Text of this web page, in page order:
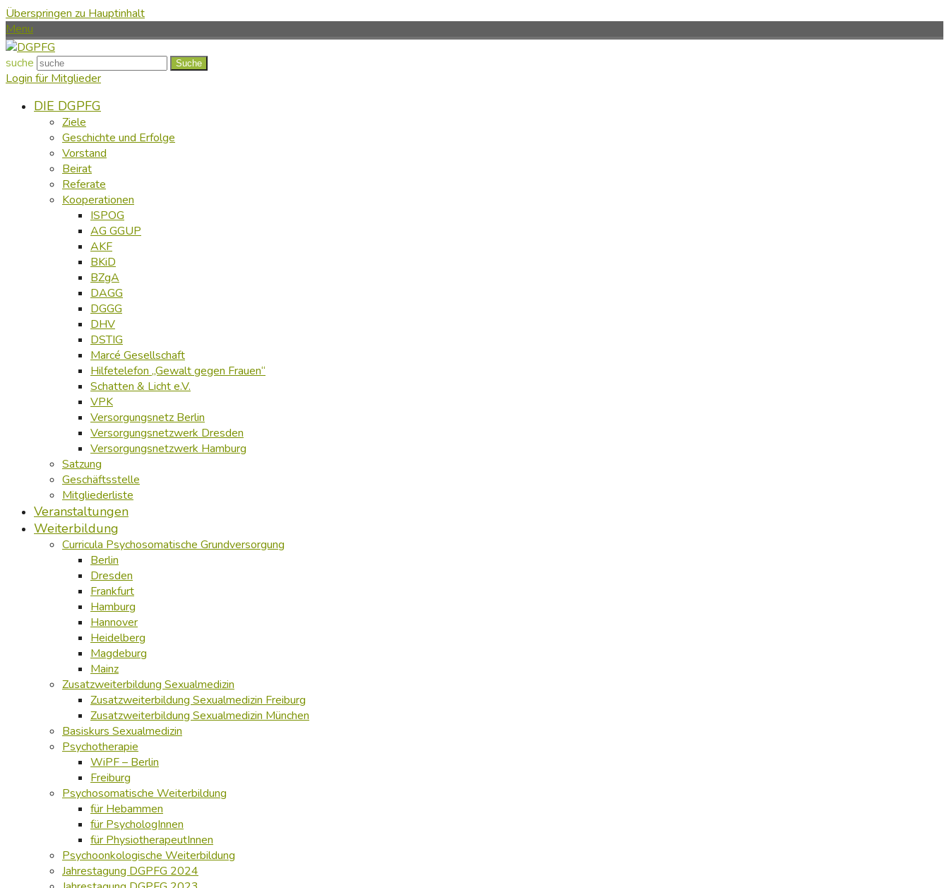
Überspringen zu Hauptinhalt
Menu
suche Suche
Login für Mitglieder
DIE DGPFG
Ziele
Geschichte und Erfolge
Vorstand
Beirat
Referate
Kooperationen
ISPOG
AG GGUP
AKF
BKiD
BZgA
DAGG
DGGG
DHV
DSTIG
Marcé Gesellschaft
Hilfetelefon „Gewalt gegen Frauen“
Schatten & Licht e.V.
VPK
Versorgungsnetz Berlin
Versorgungsnetzwerk Dresden
Versorgungsnetzwerk Hamburg
Satzung
Geschäftsstelle
Mitgliederliste
Veranstaltungen
Weiterbildung
Curricula Psychosomatische Grundversorgung
Berlin
Dresden
Frankfurt
Hamburg
Hannover
Heidelberg
Magdeburg
Mainz
Zusatzweiterbildung Sexualmedizin
Zusatzweiterbildung Sexualmedizin Freiburg
Zusatzweiterbildung Sexualmedizin München
Basiskurs Sexualmedizin
Psychotherapie
WiPF – Berlin
Freiburg
Psychosomatische Weiterbildung
für Hebammen
für PsychologInnen
für PhysiotherapeutInnen
Psychoonkologische Weiterbildung
Jahrestagung DGPFG 2024